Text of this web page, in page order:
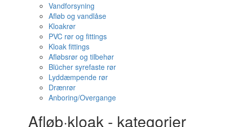
Vandforsyning
Afløb og vandlåse
Kloakrør
PVC rør og fittings
Kloak fittings
Afløbsrør og tilbehør
Blücher syrefaste rør
Lyddæmpende rør
Drænrør
Anboring/Overgange
Afløb·kloak - kategorier